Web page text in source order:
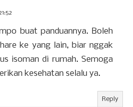
buat panduannya. Boleh
ke yang lain, biar nggak
isoman di rumah. Semoga
kesehatan selalu ya.
Reply